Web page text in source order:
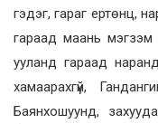
гэдэг, гараг ертөнц,
гараад маань мэгзэм
ууланд гараад
хамаарахгүй,
Баянхошуунд,